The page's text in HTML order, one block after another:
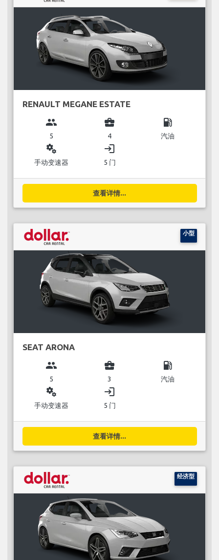
RENAULT MEGANE ESTATE
group
5
business_center
4
local_gas_station
汽油
miscellaneous_services
手动变速器
login
5 门
查看详情...
小型
SEAT ARONA
group
5
business_center
3
local_gas_station
汽油
miscellaneous_services
手动变速器
login
5 门
查看详情...
经济型